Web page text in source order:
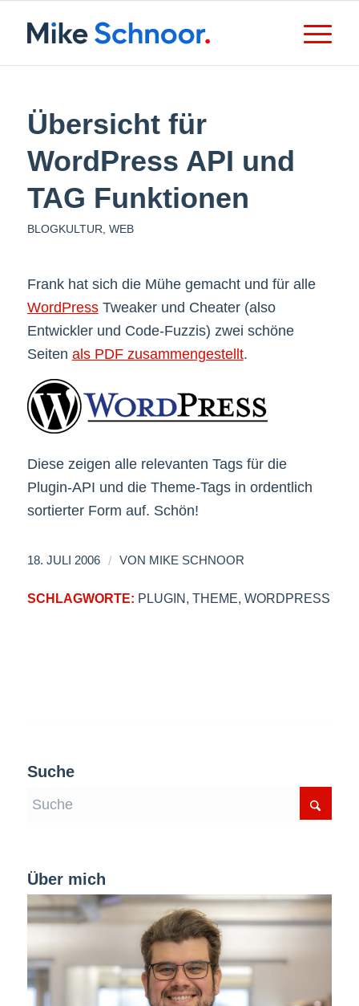
Übersicht für
WordPress API und
TAG Funktionen
BLOGKULTUR WEB
Frank hat sich die Mühe gemacht und für alle
WordPressTweaker und Cheater (also
Entwickler und Code-Fuzzis) zwei schöne
Seiten als PDF zusammengestellt.
Diese zeigen alle relevanten Tags für die
Plugin-API und die Theme-Tags in ordentlich
sortierter Form auf. Schön!
18. JULI 2006 / VON MIKE SCHNOOR
SCHLAGWORTE: PLUGIN, THEME, WORDPRESS
Suche
Über mich